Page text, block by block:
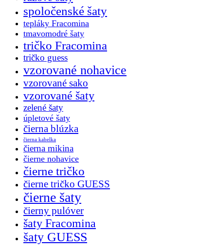
spoločenské šaty
tepláky Fracomina
tmavomodré šaty
tričko Fracomina
tričko guess
vzorované nohavice
vzorované sako
vzorované šaty
zelené šaty
úpletové šaty
čierna blúzka
čierna kabelka
čierna mikina
čierne nohavice
čierne tričko
čierne tričko GUESS
čierne šaty
čierny pulóver
šaty Fracomina
šaty GUESS